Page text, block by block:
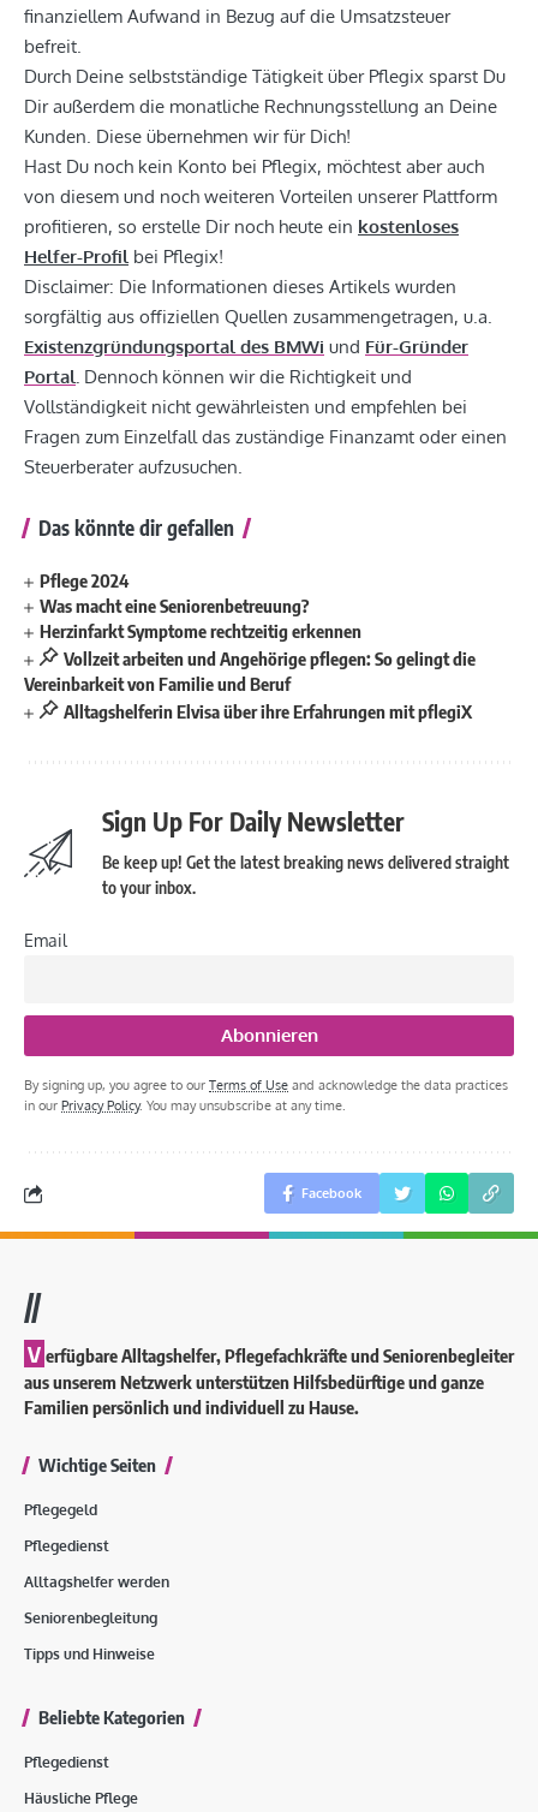
finanziellem Aufwand in Bezug auf die Umsatzsteuer
befreit.
Durch Deine selbstständige Tätigkeit über Pflegix sparst Du
Dir außerdem die monatliche Rechnungsstellung an Deine
Kunden. Diese übernehmen wir für Dich!
Hast Du noch kein Konto bei Pflegix, möchtest aber auch
von diesem und noch weiteren Vorteilen unserer Plattform
profitieren, so erstelle Dir noch heute ein kostenloses
Helfer-Profilbei Pflegix!
Disclaimer: Die Informationen dieses Artikels wurden
sorgfältig aus offiziellen Quellen zusammengetragen, u.a.
Existenzgründungsportal des BMWi und Für-Gründer
Portal. Dennoch können wir die Richtigkeit und
Vollständigkeit nicht gewährleisten und empfehlen bei
Fragen zum Einzelfall das zuständige Finanzamt oder einen
Steuerberater aufzusuchen.
Das könnte dir gefallen
Pflege 2024
Was macht eine Seniorenbetreuung?
Herzinfarkt Symptome rechtzeitig erkennen
Vollzeit arbeiten und Angehörige pflegen: So gelingt die
Vereinbarkeit von Familie und Beruf
Alltagshelferin Elvisa über ihre Erfahrungen mit pflegiX
Sign Up For Daily Newsletter
Be keep up! Get the latest breaking news delivered straight
to your inbox.
Email
By signing up, you agree to our Terms of Use and acknowledge the data practices
in our Privacy Policy. You may unsubscribe at any time.
Facebook
//
V erfügbare Alltagshelfer, Pflegefachkräfte und Seniorenbegleiter
aus unserem Netzwerk unterstützen Hilfsbedürftige und ganze
Familien persönlich und individuell zu Hause.
Wichtige Seiten
Pflegegeld
Pflegedienst
Alltagshelfer werden
Seniorenbegleitung
Tipps und Hinweise
Beliebte Kategorien
Pflegedienst
Häusliche Pflege